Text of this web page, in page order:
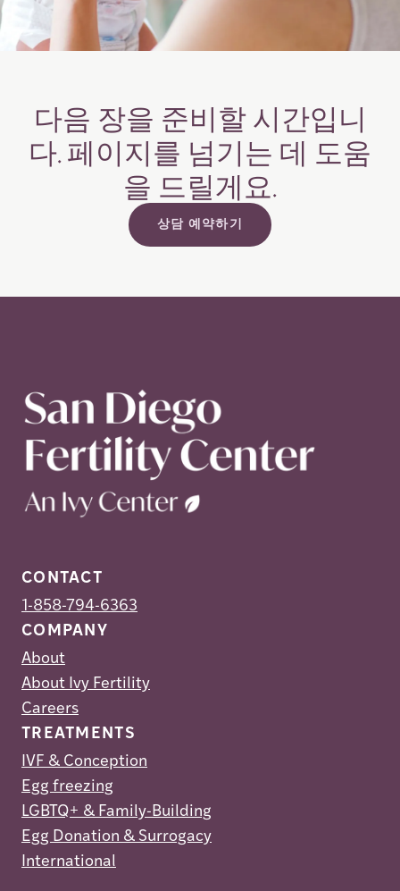
다음 장을 준비할 시간입니
다. 페이지를 넘기는 데 도움
을 드릴게요.
상담 예약하기
CONTACT
1-858-794-6363
COMPANY
About
About Ivy Fertility
Careers
TREATMENTS
IVF & Conception
Egg freezing
LGBTQ+ & Family-Building
Egg Donation & Surrogacy
International